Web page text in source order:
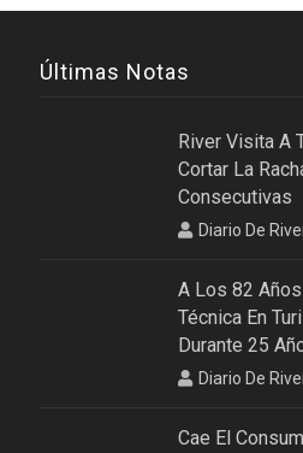
Últimas Notas
River Visita A
Cortar La
Consecutivas
Diario De
A Los 82
Técnica En
Durante 25
Diario De
Cae El